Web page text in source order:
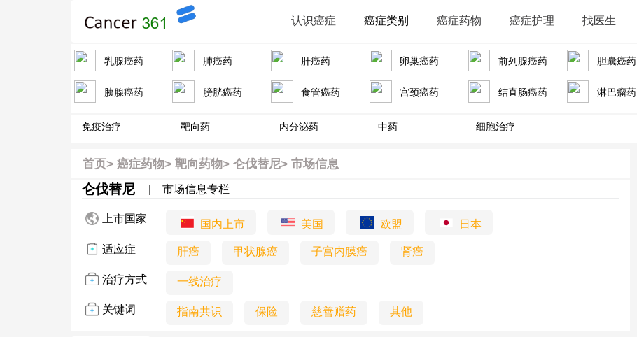
认识癌症 癌症类别 癌症药物 癌症护理 找医生
乳腺癌药 肺癌药 肝癌药 卵巢癌药 前列腺癌药 胆囊癌药
胰腺癌药 膀胱癌药 食管癌药 宫颈癌药 结直肠癌药 淋巴瘤药
免疫治疗 靶向药 内分泌药 中药 细胞治疗
首页> 癌症药物> 靶向药物> 仑伐替尼> 市场信息
仑伐替尼 市场信息专栏
上市国家 国内上市 美国 欧盟 日本
适应症 肝癌 甲状腺癌 子宫内膜癌 肾癌
治疗方式 一线治疗
关键词 指南共识 保险 慈善赠药 其他